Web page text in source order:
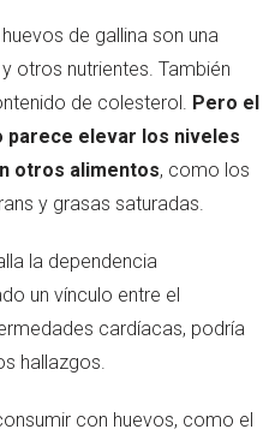
de gallina son una
otros nutrientes. También
de colesterol. Pero el
parece elevar los niveles
otros alimentos, como los
y grasas saturadas.
la dependencia
un vínculo entre el
cardíacas, podría
hallazgos.
con huevos, como el